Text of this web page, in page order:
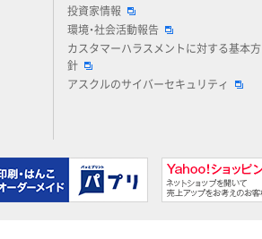
投資家情報
環境・社会活動報告
カスタマーハラスメントに対する基本方
針
アスクルのサイバーセキュリティ